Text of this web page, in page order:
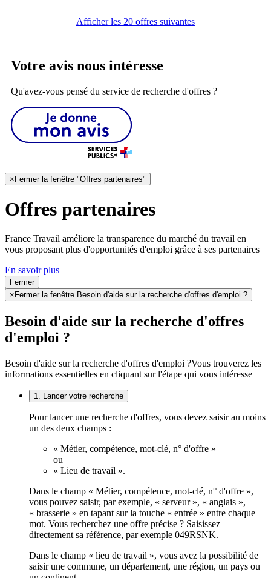
Afficher les 20 offres suivantes
Votre avis nous intéresse
Qu'avez-vous pensé du service de recherche d'offres ?
×Fermer la fenêtre "Offres partenaires"
Offres partenaires
France Travail améliore la transparence du marché du travail en
vous proposant plus d'opportunités d'emploi grâce à ses partenaires
En savoir plus
Fermer
× Fermer la fenêtre Besoin d'aide sur la recherche d'offres d'emploi ?
Besoin d'aide sur la recherche d'offres
d'emploi ?
Besoin d'aide sur la recherche d'offres d'emploi ?Vous trouverez les
informations essentielles en cliquant sur l'étape qui vous intéresse
1. Lancer votre recherche
Pour lancer une recherche d'offres, vous devez saisir au moins
un des deux champs :
« Métier, compétence, mot-clé, n° d'offre »
ou
« Lieu de travail ».
Dans le champ « Métier, compétence, mot-clé, n° d'offre »,
vous pouvez saisir, par exemple, « serveur », « anglais »,
« brasserie » en tapant sur la touche « entrée » entre chaque
mot. Vous recherchez une offre précise ? Saisissez
directement sa référence, par exemple 049RSNK.
Dans le champ « lieu de travail », vous avez la possibilité de
saisir une commune, un département, une région, un pays ou